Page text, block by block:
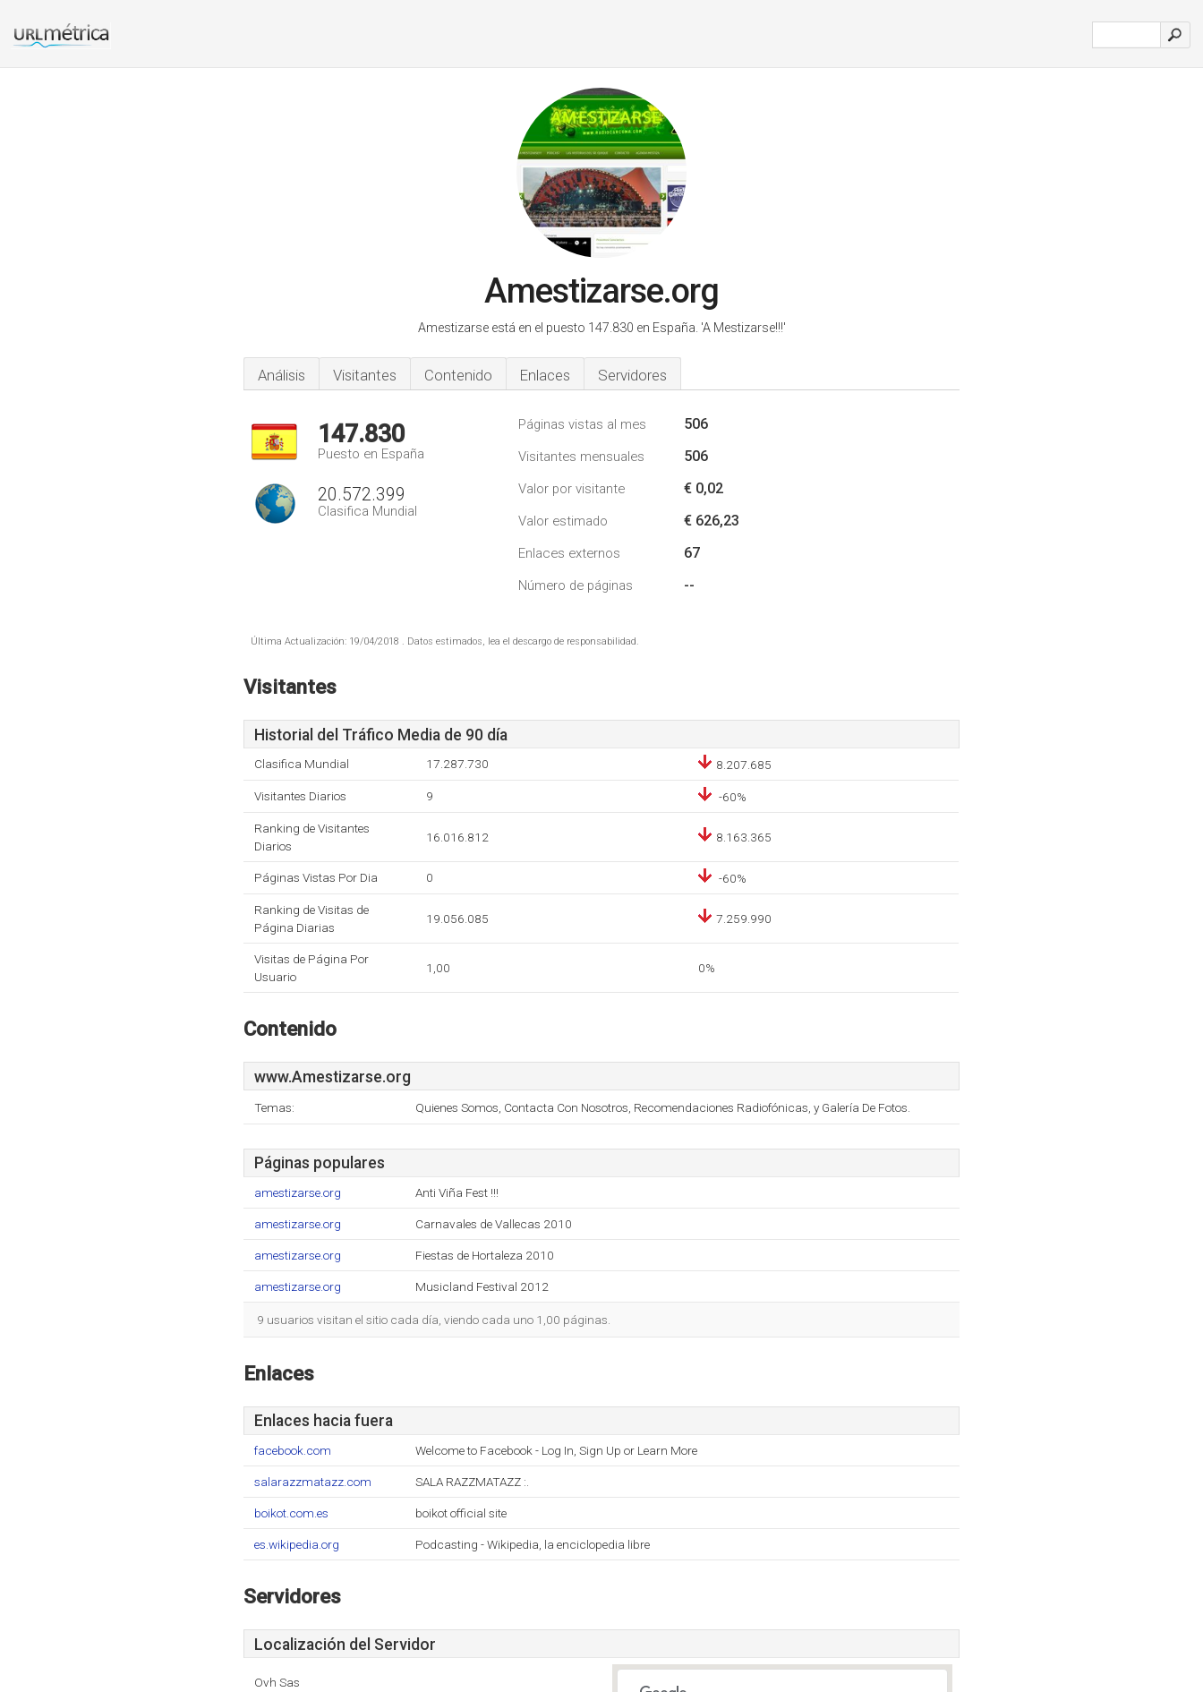
Amestizarse.org
Amestizarse está en el puesto 147.830 en España. 'A Mestizarse!!!'
Análisis Visitantes Contenido Enlaces Servidores
147.830
Puesto en España
20.572.399
Clasifica Mundial
Páginas vistas al mes 506
Visitantes mensuales 506
Valor por visitante € 0,02
Valor estimado € 626,23
Enlaces externos 67
Número de páginas --
Última Actualización: 19/04/2018 . Datos estimados, lea el descargo de responsabilidad.
Visitantes
Historial del Tráfico Media de 90 día
Clasifica Mundial 17.287.730 8.207.685
Visitantes Diarios 9 -60%
Ranking de Visitantes
Diarios
16.016.812 8.163.365
Páginas Vistas Por Dia 0 -60%
Ranking de Visitas de
Página Diarias
19.056.085 7.259.990
Visitas de Página Por
Usuario
1,00 0%
Contenido
www.Amestizarse.org
Temas: Quienes Somos, Contacta Con Nosotros, Recomendaciones Radiofónicas, y Galería De Fotos.
Páginas populares
amestizarse.org Anti Viña Fest !!!
amestizarse.org Carnavales de Vallecas 2010
amestizarse.org Fiestas de Hortaleza 2010
amestizarse.org Musicland Festival 2012
9 usuarios visitan el sitio cada día, viendo cada uno 1,00 páginas.
Enlaces
Enlaces hacia fuera
facebook.com Welcome to Facebook - Log In, Sign Up or Learn More
salarazzmatazz.com SALA RAZZMATAZZ :.
boikot.com.es boikot official site
es.wikipedia.org Podcasting - Wikipedia, la enciclopedia libre
Servidores
Localización del Servidor
Ovh Sas